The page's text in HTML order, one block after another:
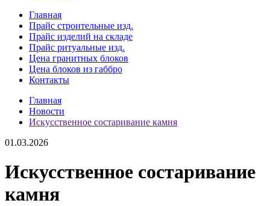
Главная
Прайс строительные изд.
Прайс изделий на складе
Прайс ритуальные изд.
Цена гранитных блоков
Цена блоков из габбро
Контакты
Главная
Новости
Искусственное состаривание камня
01.03.2026
Искусственное состаривание
камня